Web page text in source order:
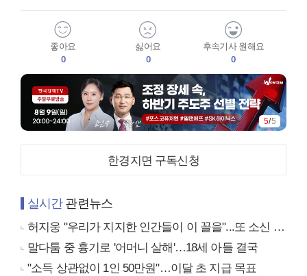
좋아요
0
싫어요
0
후속기사 원해요
0
5/5
한경지면 구독신청
실시간관련뉴스
허지웅 "우리가 지지한 인간들이 이 꼴을"...또 소신 발언
말다툼 중 흉기로 '어머니 살해'…18세 아들 결국
"소득 상관없이 1인 50만원"…이달 초 지급 목표